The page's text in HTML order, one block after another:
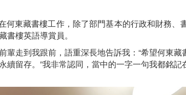
何東藏書樓工作，除了部門基本的行政和財務
書樓英語導賞員。
輩走到我跟前，語重深長地告訴我：“希望何東
續留存。”我非常認同，當中的一字一句我都銘